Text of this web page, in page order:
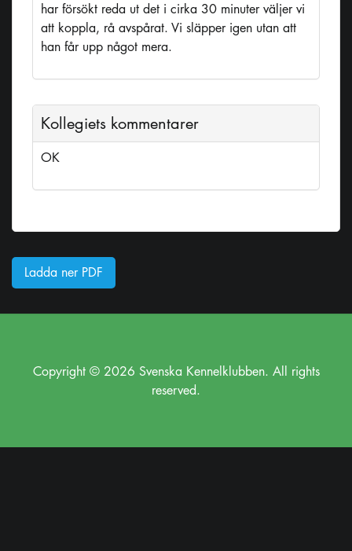
har försökt reda ut det i cirka 30 minuter väljer vi
att koppla, rå avspårat. Vi släpper igen utan att
han får upp något mera.
Kollegiets kommentarer
OK
Ladda ner PDF
Copyright © 2026 Svenska Kennelklubben. All rights
reserved.